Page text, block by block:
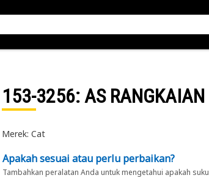
153-3256: AS
Merek: Cat
Apakah sesuai atau perlu perbaikan?
Tambahkan peralatan Anda untuk mengetahui apakah